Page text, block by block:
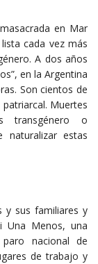
en Mar
cada vez más
A dos años
en la Argentina
Son cientos de
Muertes
transgénero o
naturalizar estas
y sus familiares y
Una Menos, una
nacional de
de trabajo y